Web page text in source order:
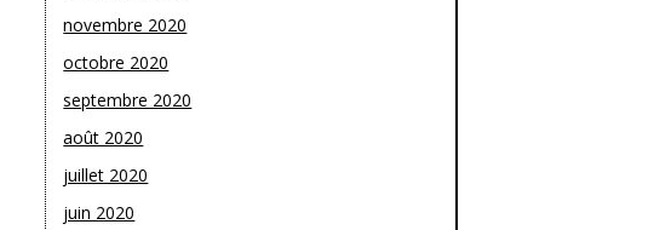
novembre 2020
octobre 2020
septembre 2020
août 2020
juillet 2020
juin 2020